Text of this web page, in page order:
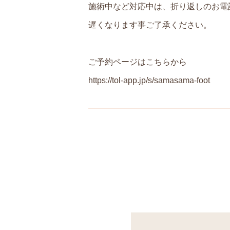
施術中など対応中は、折り返しのお電
遅くなります事ご了承ください。
ご予約ページはこちらから
https://tol-app.jp/s/samasama-foot